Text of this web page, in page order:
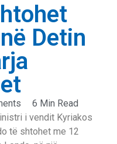
Detin
6 Min Read
i vendit Kyriakos
të shtohet me 12